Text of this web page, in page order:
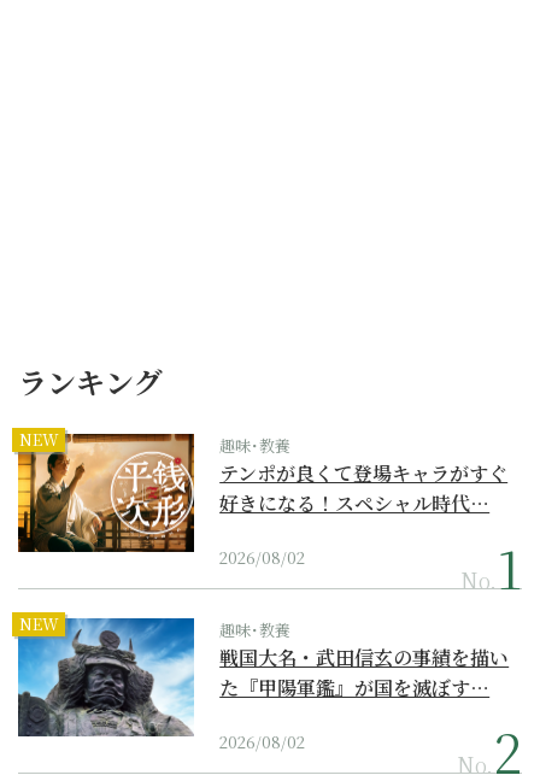
ランキング
NEW 趣味･教養
テンポが良くて登場キャラがすぐ
好きになる！スペシャル時代…
2026/08/02
No.
NEW 趣味･教養
戦国大名・武田信玄の事績を描い
た『甲陽軍鑑』が国を滅ぼす…
2026/08/02
No.